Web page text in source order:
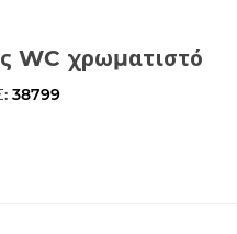
WC χρωματιστό
38799